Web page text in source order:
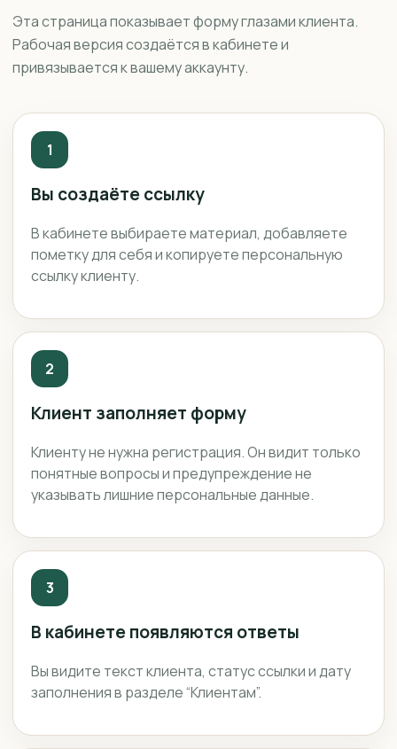
Эта страница показывает форму глазами клиента.
Рабочая версия создаётся в кабинете и
привязывается к вашему аккаунту.
1
Вы создаёте ссылку
В кабинете выбираете материал, добавляете
пометку для себя и копируете персональную
ссылку клиенту.
2
Клиент заполняет форму
Клиенту не нужна регистрация. Он видит только
понятные вопросы и предупреждение не
указывать лишние персональные данные.
3
В кабинете появляются ответы
Вы видите текст клиента, статус ссылки и дату
заполнения в разделе “Клиентам”.